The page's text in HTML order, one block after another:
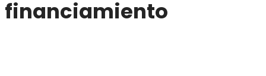
financiamiento